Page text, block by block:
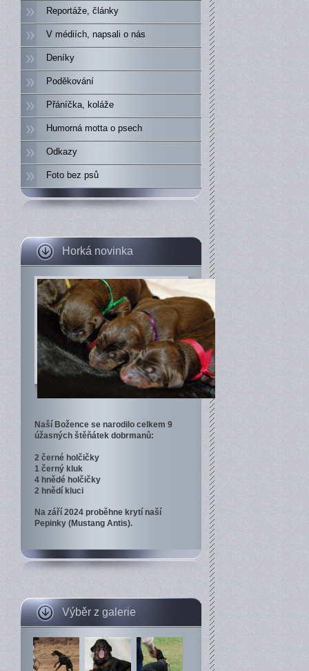
Reportáže, články
V médiích, napsali o nás
Deníky
Poděkování
Přáníčka, koláže
Humorná motta o psech
Odkazy
Foto bez psů
Horká novinka
Naší Božence se narodilo celkem 9
úžasných štěňátek dobrmanů:
2 černé holčičky
1 černý kluk
4 hnědé holčičky
2 hnědí kluci
Na září 2024 proběhne krytí naší
Pepinky (Mustang Antis).
Výběr z galerie